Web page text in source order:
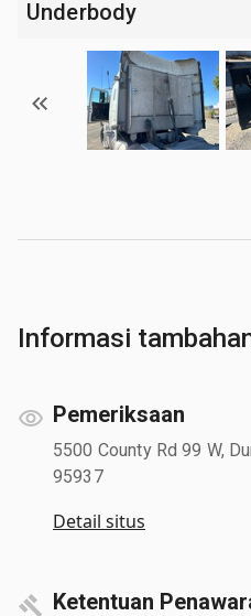
Underbody
Informasi
Pemeriksaan
5500 County Rd 99 W,
95937
Detail situs
Ketentuan